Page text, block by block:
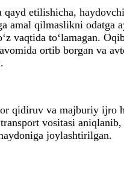
qayd etilishicha,
amal qilmaslikni odatga
vaqtida to‘lamagan.
ortib borgan va
qidiruv va majburiy ijro
vositasi
joylashtirilgan.